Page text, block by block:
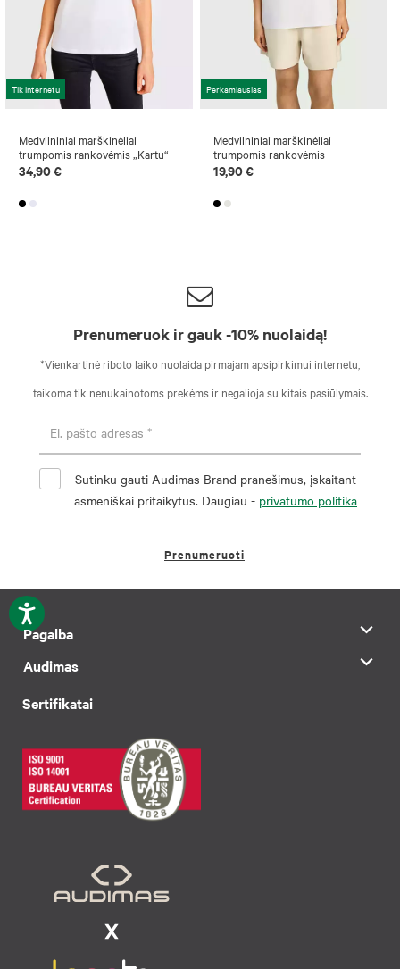
Tik internetu
Medvilniniai marškinėliai
trumpomis rankovėmis „Kartu“
34,90 €
Perkamiausias
Medvilniniai marškinėliai
trumpomis rankovėmis
19,90 €
Prenumeruok ir gauk -10% nuolaidą!
*Vienkartinė riboto laiko nuolaida pirmajam apsipirkimui internetu,
taikoma tik nenukainotoms prekėms ir negalioja su kitais pasiūlymais.
Sutinku gauti Audimas Brand pranešimus, įskaitant
asmeniškai pritaikytus. Daugiau - privatumo politika
Prenumeruoti
Pagalba
Audimas
Sertifikatai